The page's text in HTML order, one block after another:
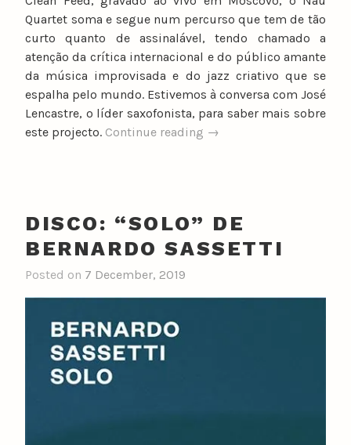
Quartet soma e segue num percurso que tem de tão
curto quanto de assinalável, tendo chamado a
atenção da crítica internacional e do público amante
da música improvisada e do jazz criativo que se
espalha pelo mundo. Estivemos à conversa com José
Lencastre, o líder saxofonista, para saber mais sobre
este projecto. Continue reading “Entrevista:
→
DISCO: “SOLO” DE
BERNARDO SASSETTI
Posted on 7 December, 2019